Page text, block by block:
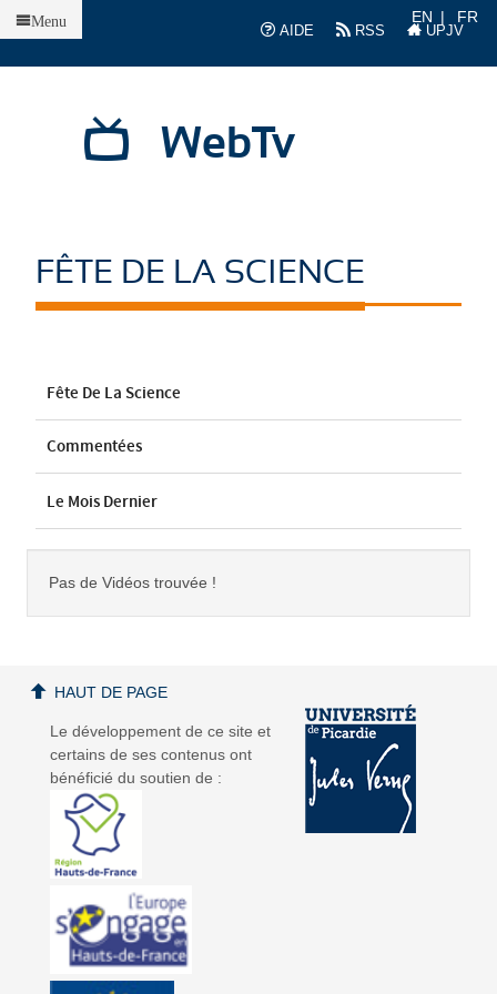
AIDE
RSS UPJV
EN FR
WebTv
Menu
FÊTE DE LA SCIENCE
Fête De La Science
Commentées
Le Mois Dernier
Pas de Vidéos trouvée !
Le développement de ce site et
certains de ses contenus ont
bénéficié du soutien de :
HAUT DE PAGE